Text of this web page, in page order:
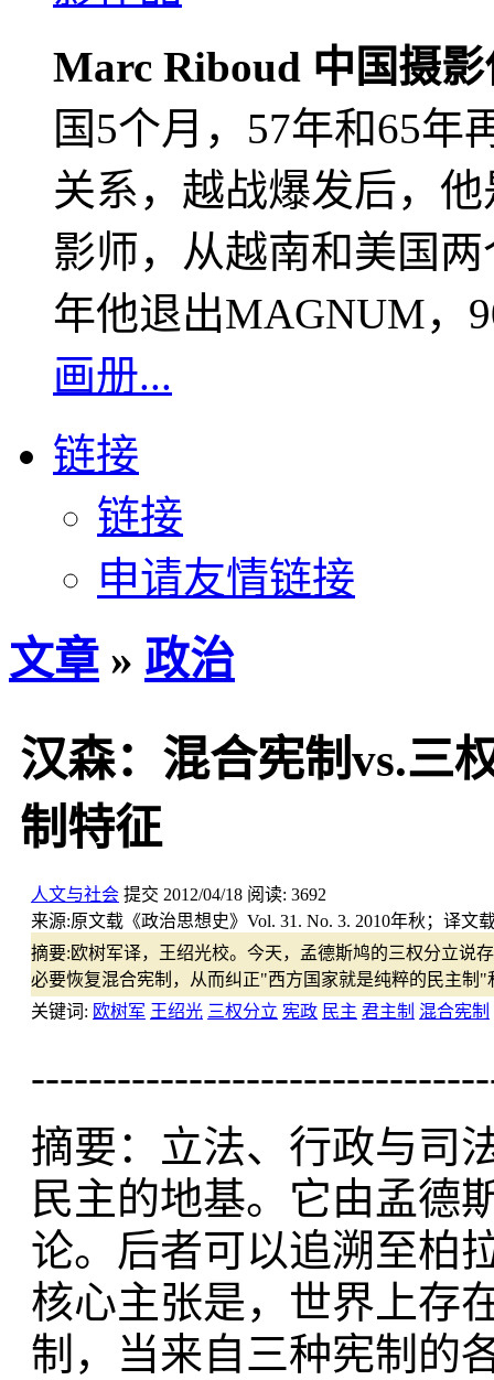
Marc Riboud 中国摄
国5个月，57年和65年
关系，越战爆发后，
影师，从越南和美国
年他退出MAGNUM，
画册...
链接
链接
申请友情链接
文章 » 政治
汉森：混合宪制vs.三
制特征
人文与社会 提交 2012/04/18 阅读: 3692
来源:原文载《政治思想史》Vol. 31. No. 3. 2010年秋；译文
摘要:欧树军译，王绍光校。今天，孟德斯鸠的三权分立说
必要恢复混合宪制，从而纠正"西方国家就是纯粹的民主制
关键词: 欧树军 王绍光 三权分立 宪政 民主 君主制 混合宪制
摘要：立法、行政与司
民主的地基。它由孟德
论。后者可以追溯至柏
核心主张是，世界上存
制，当来自三种宪制的